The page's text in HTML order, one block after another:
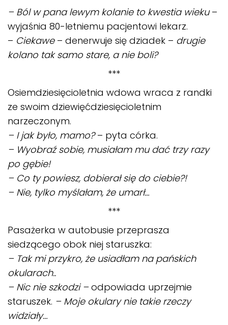
– Ból w pana lewym kolanie to kwestia wieku–
wyjaśnia 80-letniemu pacjentowi lekarz.
– Ciekawe– denerwuje się dziadek – drugie
kolano tak samo stare, a nie boli?
***
Osiemdziesięcioletnia wdowa wraca z randki
ze swoim dziewięćdziesięcioletnim
narzeczonym.
– I jak było, mamo?– pyta córka.
– Wyobraź sobie, musiałam mu dać trzy razy
po gębie!
– Co ty powiesz, dobierał się do ciebie?!
– Nie, tylko myślałam, że umarł…
***
Pasażerka w autobusie przeprasza
siedzącego obok niej staruszka:
– Tak mi przykro, że usiadłam na pańskich
okularach..
– Nic nie szkodzi –odpowiada uprzejmie
staruszek. – Moje okulary nie takie rzeczy
widziały…